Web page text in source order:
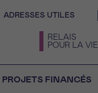
ADRESSES UTILES
RELAIS
POUR LA VIE
PROJETS FINANCÉS